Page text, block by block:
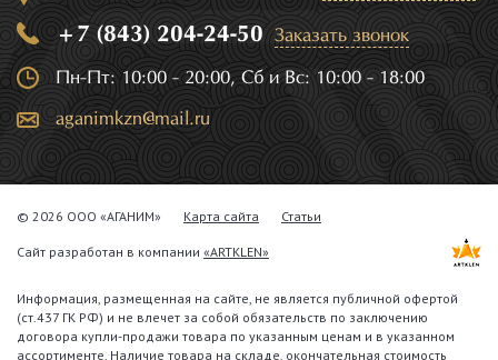
+7 (843) 204-24-50 Заказать звонок
Пн-Пт: 10:00 - 20:00, Сб и Вс: 10:00 - 18:00
aganimkzn@mail.ru
© 2026 ООО «АГАНИМ» Карта сайта Статьи
Сайт разработан в компании «ARTKLEN»
Информация, размещенная на сайте, не является публичной офертой
(ст.437 ГК РФ) и не влечет за собой обязательств по заключению
договора купли-продажи товара по указанным ценам и в указанном
ассортименте. Наличие товара на складе, окончательная стоимость